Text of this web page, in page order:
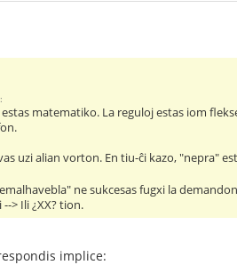
matematiko. La reguloj estas iom
uzi alian vorton. En tiu-ĉi kazo, "nepra"
ne sukcesas fugxi la
> Ili ¿XX? tion.
implice: